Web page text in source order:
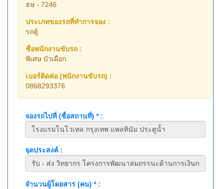
ฮษ - 7246
ประเภทของรถที่ทำการจอง :
รถตู้
ชื่อพนักงานขับรถ :
พิเศษ บัวเผือก
เบอร์ติดต่อ (พนักงานขับรถ) :
0868293376
จองรถไปที่ (ชื่อสถานที่) * :
จุดประสงค์ :
จำนวนผู้โดยสาร (คน) * :